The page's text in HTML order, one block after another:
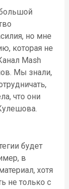
но мне
которая не
Mash
Мы знали,
что они
будет
в
хотя
не только с